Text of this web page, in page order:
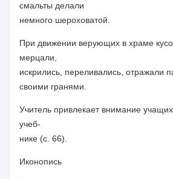
смальты делали
немного шероховатой.
При движении верующих в храме
мерцали,
искрились, переливались, отражали
своими гранями.
Учитель привлекает внимание
учеб-
нике (с. 66).
Иконопись